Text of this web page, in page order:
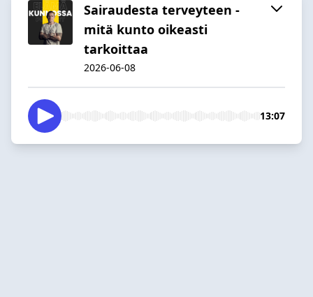
Sairaudesta terveyteen -
mitä kunto oikeasti
tarkoittaa
2026-06-08
13:07